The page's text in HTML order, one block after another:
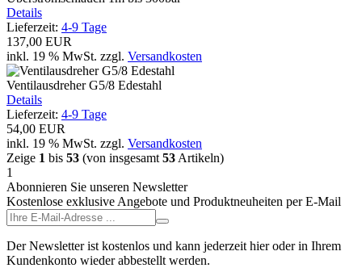
Details
Lieferzeit: 4-9 Tage
137,00 EUR
inkl. 19 % MwSt. zzgl. Versandkosten
Ventilausdreher G5/8 Edestahl
Details
Lieferzeit: 4-9 Tage
54,00 EUR
inkl. 19 % MwSt. zzgl. Versandkosten
Zeige 1 bis 53 (von insgesamt 53 Artikeln)
1
Abonnieren Sie unseren Newsletter
Kostenlose exklusive Angebote und Produktneuheiten per E-Mail
Der Newsletter ist kostenlos und kann jederzeit hier oder in Ihrem
Kundenkonto wieder abbestellt werden.